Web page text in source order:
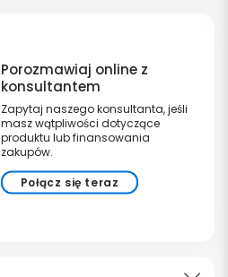
Porozmawiaj online z
konsultantem
Zapytaj naszego konsultanta, jeśli
masz wątpliwości dotyczące
produktu lub finansowania
zakupów.
Połącz się teraz